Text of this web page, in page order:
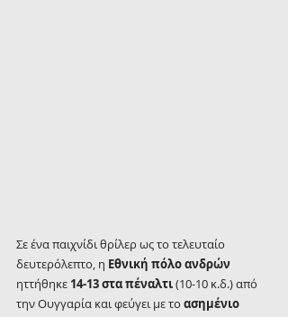
Σε ένα παιχνίδι θρίλερ ως το τελευταίο
δευτερόλεπτο, η Εθνική πόλο ανδρών
ηττήθηκε 14-13 στα πέναλτι (10-10 κ.δ.) από
την Ουγγαρία και φεύγει με το ασημένιο